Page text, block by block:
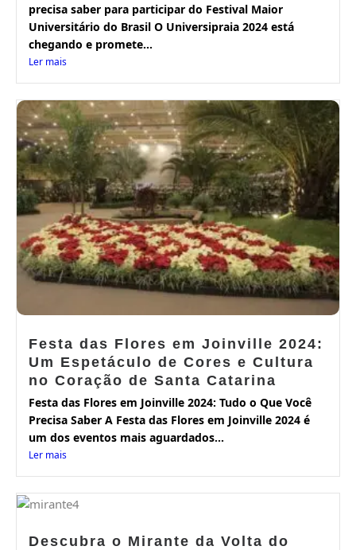
precisa saber para participar do Festival Maior
Universitário do Brasil O Universipraia 2024 está
chegando e promete...
Ler mais
Festa das Flores em Joinville 2024:
Um Espetáculo de Cores e Cultura
no Coração de Santa Catarina
Festa das Flores em Joinville 2024: Tudo o Que Você
Precisa Saber A Festa das Flores em Joinville 2024 é
um dos eventos mais aguardados...
Ler mais
Descubra o Mirante da Volta do